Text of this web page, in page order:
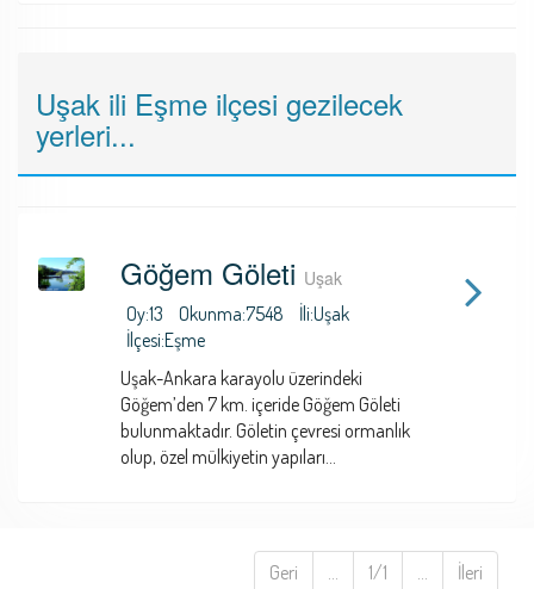
Uşak ili Eşme ilçesi gezilecek
yerleri...
Göğem Göleti Uşak
Oy:13
Okunma:7548
İli:Uşak
İlçesi:Eşme
Uşak-Ankara karayolu üzerindeki
Göğem’den 7 km. içeride Göğem Göleti
bulunmaktadır. Göletin çevresi ormanlık
olup, özel mülkiyetin yapıları...
Geri ... 1/1 ... İleri